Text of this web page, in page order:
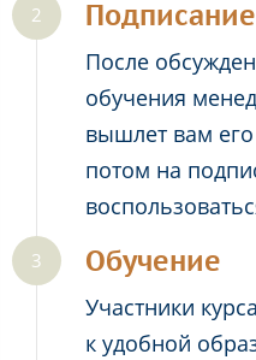
После
обучения
вышлет вам его
потом на
Обучение
Участники
к удобной